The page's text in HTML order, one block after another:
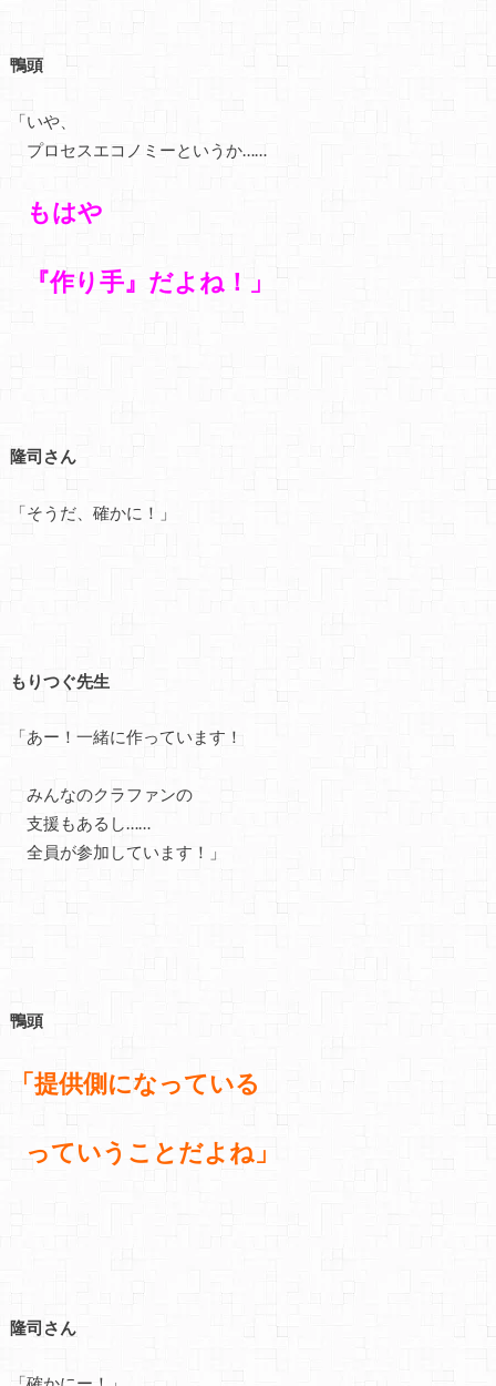
鴨頭
「いや、
プロセスエコノミーというか……
もはや
『作り手』 だよね！」
隆司さん
「そうだ、確かに！」
もりつぐ先生
「あー！一緒に作っています！
みんなのクラファンの
支援もあるし……
全員が参加しています！」
鴨頭
「提供側になっている
っていうことだよね」
隆司さん